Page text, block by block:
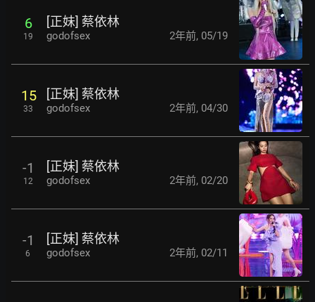
6
19
[正妹] 蔡依林
godofsex 2年前, 05/19
15
33
[正妹] 蔡依林
godofsex 2年前, 04/30
-1
12
[正妹] 蔡依林
godofsex 2年前, 02/20
-1
6
[正妹] 蔡依林
godofsex 2年前, 02/11